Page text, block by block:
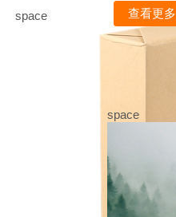
space
查看更多
space